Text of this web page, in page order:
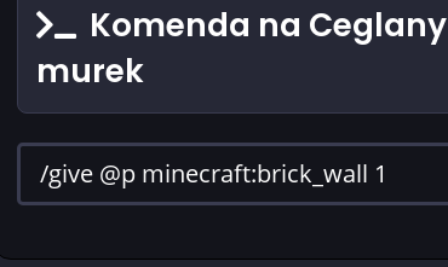
Komenda na Ceglany
murek